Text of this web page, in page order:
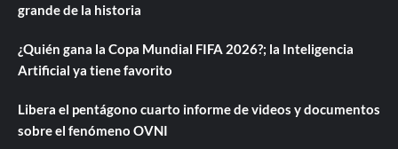
grande de la historia
¿Quién gana la Copa Mundial FIFA 2026?; la Inteligencia
Artificial ya tiene favorito
Libera el pentágono cuarto informe de videos y documentos
sobre el fenómeno OVNI